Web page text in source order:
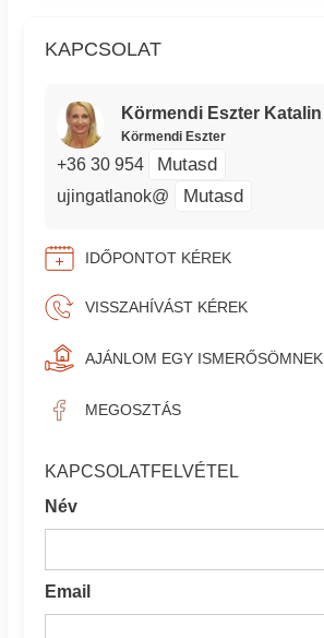
KAPCSOLAT
Körmendi Eszter Katalin
Körmendi Eszter
+36 30 954 Mutasd
ujingatlanok@ Mutasd
IDŐPONTOT KÉREK
VISSZAHÍVÁST KÉREK
AJÁNLOM EGY ISMERŐSÖMNEK
MEGOSZTÁS
KAPCSOLATFELVÉTEL
Név
Email